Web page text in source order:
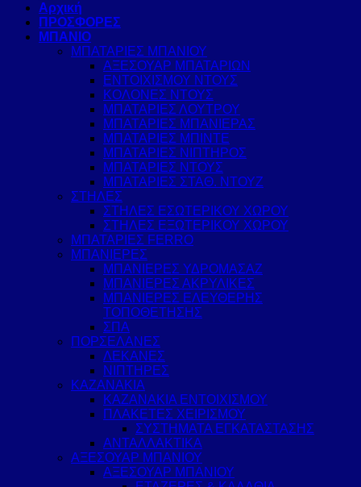
Αρχική
ΠΡΟΣΦΟΡΕΣ
ΜΠΑΝΙΟ
ΜΠΑΤΑΡΙΕΣ ΜΠΑΝΙΟΥ
ΑΞΕΣΟΥΑΡ ΜΠΑΤΑΡΙΩΝ
ΕΝΤΟΙΧΙΣΜΟΥ ΝΤΟΥΣ
ΚΟΛΟΝΕΣ ΝΤΟΥΣ
ΜΠΑΤΑΡΙΕΣ ΛΟΥΤΡΟΥ
ΜΠΑΤΑΡΙΕΣ ΜΠΑΝΙΕΡΑΣ
ΜΠΑΤΑΡΙΕΣ ΜΠΙΝΤΕ
ΜΠΑΤΑΡΙΕΣ ΝΙΠΤΗΡΟΣ
ΜΠΑΤΑΡΙΕΣ ΝΤΟΥΣ
ΜΠΑΤΑΡΙΕΣ ΣΤΑΘ. ΝΤΟΥΖ
ΣΤΗΛΕΣ
ΣΤΗΛΕΣ ΕΣΩΤΕΡΙΚΟΥ ΧΩΡΟΥ
ΣΤΗΛΕΣ ΕΞΩΤΕΡΙΚΟΥ ΧΩΡΟΥ
ΜΠΑΤΑΡΙΕΣ FERRO
ΜΠΑΝΙΕΡΕΣ
ΜΠΑΝΙΕΡΕΣ ΥΔΡΟΜΑΣΑΖ
ΜΠΑΝΙΕΡΕΣ ΑΚΡΥΛΙΚΕΣ
ΜΠΑΝΙΕΡΕΣ ΕΛΕΥΘΕΡΗΣ
ΤΟΠΟΘΕΤΗΣΗΣ
ΣΠΑ
ΠΟΡΣΕΛΑΝΕΣ
ΛΕΚΑΝΕΣ
ΝΙΠΤΗΡΕΣ
ΚΑΖΑΝΑΚΙΑ
ΚΑΖΑΝΑΚΙΑ ΕΝΤΟΙΧΙΣΜΟΥ
ΠΛΑΚΕΤΕΣ ΧΕΙΡΙΣΜΟΥ
ΣΥΣΤΗΜΑΤΑ ΕΓΚΑΤΑΣΤΑΣΗΣ
ΑΝΤΑΛΛΑΚΤΙΚΑ
ΑΞΕΣΟΥΑΡ ΜΠΑΝΙΟΥ
ΑΞΕΣΟΥΑΡ ΜΠΑΝΙΟΥ